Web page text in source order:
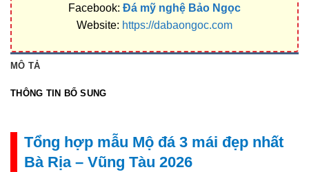
Facebook: Đá mỹ nghệ Bảo Ngọc
Website: https://dabaongoc.com
MÔ TẢ
THÔNG TIN BỔ SUNG
Tổng hợp mẫu Mộ đá 3 mái đẹp nhất
Bà Rịa – Vũng Tàu 2026